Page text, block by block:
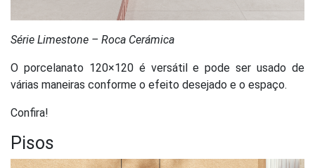
Série Limestone – Roca Cerámica
O porcelanato 120×120 é versátil e pode ser usado de
várias maneiras conforme o efeito desejado e o espaço.
Confira!
Pisos